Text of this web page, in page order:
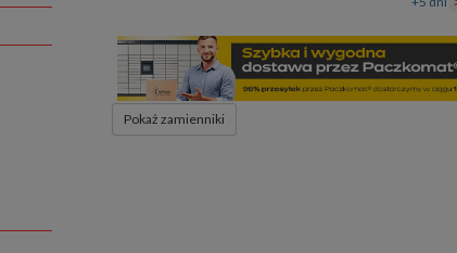
Pokaż zamienniki